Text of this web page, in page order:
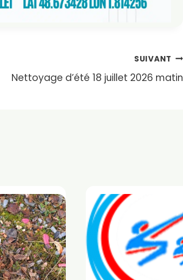
SUIVANT
Nettoyage d’été 18 juillet 2026 matin